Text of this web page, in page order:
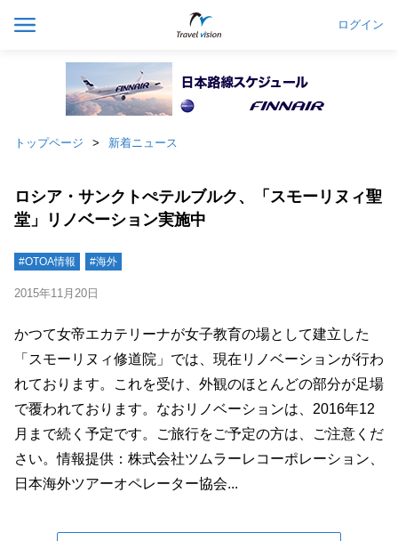
ログイン
トップページ 新着ニュース
ロシア・サンクトぺテルブルク、「スモーリヌィ聖
堂」リノベーション実施中
#OTOA情報 #海外
2015年11月20日
かつて女帝エカテリーナが女子教育の場として建立した
「スモーリヌィ修道院」では、現在リノベーションが行わ
れております。これを受け、外観のほとんどの部分が足場
で覆われております。なおリノベーションは、2016年12
月まで続く予定です。ご旅行をご予定の方は、ご注意くだ
さい。情報提供：株式会社ツムラーレコーポレーション、
日本海外ツアーオペレーター協会...